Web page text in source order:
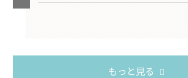
もっと見る